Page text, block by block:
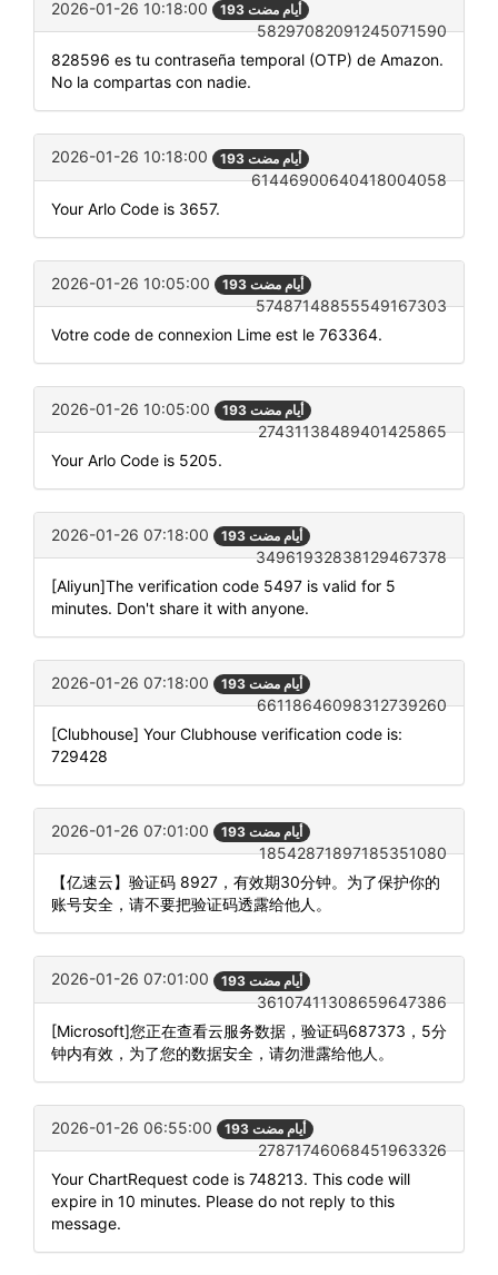
2026-01-26 10:18:00 193 أيام مضت
58297082091245071590
828596 es tu contraseña temporal (OTP) de Amazon.
No la compartas con nadie.
2026-01-26 10:18:00 193 أيام مضت
61446900640418004058
Your Arlo Code is 3657.
2026-01-26 10:05:00 193 أيام مضت
57487148855549167303
Votre code de connexion Lime est le 763364.
2026-01-26 10:05:00 193 أيام مضت
27431138489401425865
Your Arlo Code is 5205.
2026-01-26 07:18:00 193 أيام مضت
34961932838129467378
[Aliyun]The verification code 5497 is valid for 5
minutes. Don't share it with anyone.
2026-01-26 07:18:00 193 أيام مضت
66118646098312739260
[Clubhouse] Your Clubhouse verification code is:
729428
2026-01-26 07:01:00 193 أيام مضت
18542871897185351080
【亿速云】验证码 8927，有效期30分钟。为了保护你的
账号安全，请不要把验证码透露给他人。
2026-01-26 07:01:00 193 أيام مضت
36107411308659647386
[Microsoft]您正在查看云服务数据，验证码687373，5分
钟内有效，为了您的数据安全，请勿泄露给他人。
2026-01-26 06:55:00 193 أيام مضت
27871746068451963326
Your ChartRequest code is 748213. This code will
expire in 10 minutes. Please do not reply to this
message.